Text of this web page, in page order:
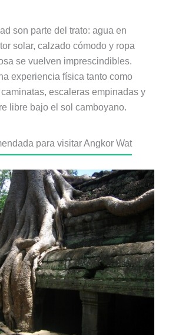
son parte del trato: agua en
solar, calzado cómodo y ropa
se vuelven imprescindibles.
experiencia física tanto como
escaleras empinadas y
libre bajo el sol camboyano.
para visitar Angkor Wat